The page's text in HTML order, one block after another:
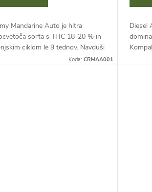
Mandarine Auto je hitra
sorta s THC 18-20 % in
ciklom le 9 tednov. Navduši
pridelki in intenzivno, sladko
Koda:CRMAA001
Diesel